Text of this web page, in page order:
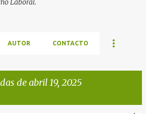
Laboral.
AUTOR CONTACTO
de abril 19, 2025